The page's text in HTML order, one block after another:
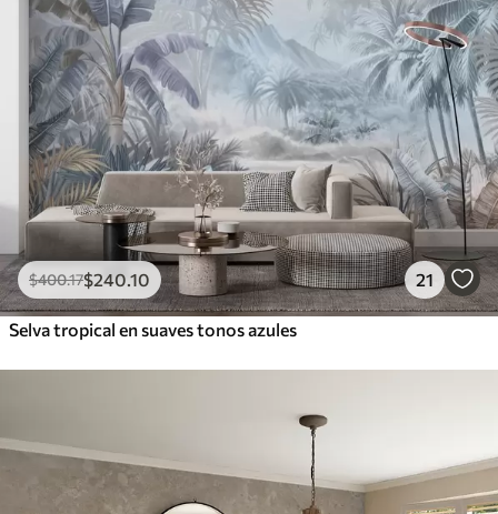
$400.17$240 .10 21
Selva tropical en suaves tonos azules